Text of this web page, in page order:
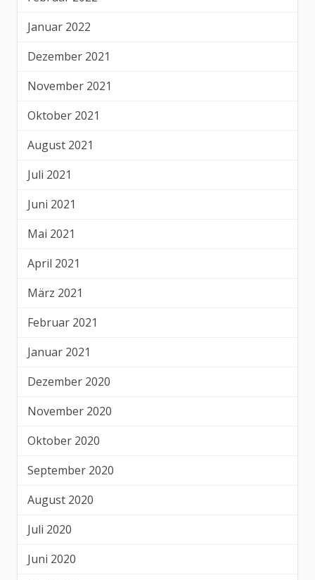
Januar 2022
Dezember 2021
November 2021
Oktober 2021
August 2021
Juli 2021
Juni 2021
Mai 2021
April 2021
März 2021
Februar 2021
Januar 2021
Dezember 2020
November 2020
Oktober 2020
September 2020
August 2020
Juli 2020
Juni 2020